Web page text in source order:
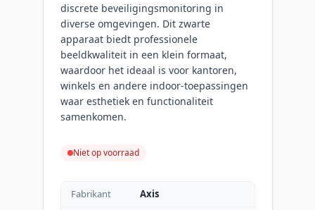
discrete beveiligingsmonitoring in
diverse omgevingen. Dit zwarte
apparaat biedt professionele
beeldkwaliteit in een klein formaat,
waardoor het ideaal is voor kantoren,
winkels en andere indoor-toepassingen
waar esthetiek en functionaliteit
samenkomen.
Niet op voorraad
Fabrikant
Axis